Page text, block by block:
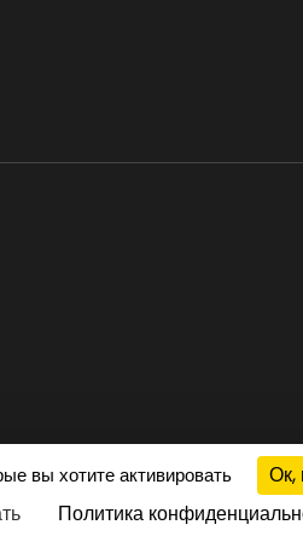
вы хотите активировать Ок,
Политика